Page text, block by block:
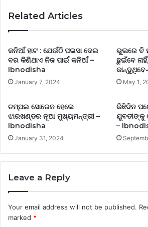
Related Articles
କନିଆଁ ହାଟ : ଯେଉଁଠି ପଇସା ଦେଇ
ବର କିଣିଥାଏ ନିଜ ପାଇଁ କନିଆଁ –
Ibnodisha
January 7, 2024
ଭୁଲରେ ବି
ଛୁଇଁବେ
May 1,
ଚମ୍ପଇ ସୋରେନ ହେଲେ
ଝାରଖଣ୍ଡର ନୂଆ ମୁଖ୍ୟମନ୍ତ୍ରୀ –
Ibnodisha
January 31, 2024
କିଛିଦିନ
ଯୁବତୀଙ୍କୁ
–
Leave a Reply
Your email address will not be published.
marked *